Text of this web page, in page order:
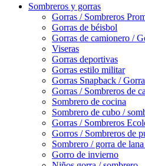
Sombreros y gorras
Gorras / Sombreros
Gorras de béisbol
Gorras de camionero /
Viseras
Gorras deportivas
Gorras estilo militar
Gorras Snapback /
Gorras / Sombreros de
Sombrero de cocina
Sombrero de cubo /
Gorras / Sombreros
Gorros / Sombreros de
Sombrero / gorra de
Gorro de invierno